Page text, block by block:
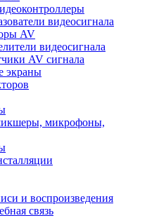
видеосигнала
AV
видеосигнала
AV сигнала
экраны
микрофоны,
и воспроизведения
связь